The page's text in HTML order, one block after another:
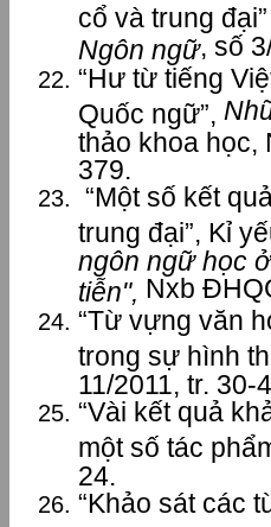
cổ và trung
Ngôn ngữ, số
“Hư từ tiếng
Quốc ngữ”,
thảo khoa học,
379.
“Một số kết
trung đại”, Kỉ
ngôn ngữ học
tiễn", Nxb
“Từ vựng văn
trong sự hình
11/2011, tr. 30-
“Vài kết quả
một số tác
24.
“Khảo sát các